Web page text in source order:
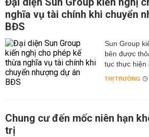
nghĩa vụ tài chính khi chuyển
BĐS
Sun Group
bên được
tục thực hiện
THỊ TRƯỜNG
Chung cư đến mốc niên hạn
trị